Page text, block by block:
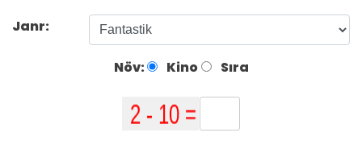
Janr:
Növ: Kino Sıra